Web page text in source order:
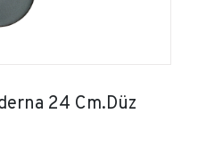
24 Cm.Düz